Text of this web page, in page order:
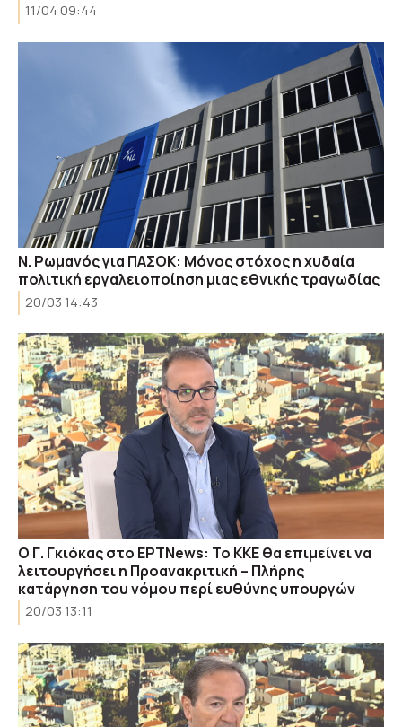
11/04 09:44
Ν. Ρωμανός για ΠΑΣΟΚ: Μόνος στόχος η χυδαία
πολιτική εργαλειοποίηση μιας εθνικής τραγωδίας
20/03 14:43
Ο Γ. Γκιόκας στο ΕΡΤΝews: Το ΚΚΕ θα επιμείνει να
λειτουργήσει η Προανακριτική – Πλήρης
κατάργηση του νόμου περί ευθύνης υπουργών
20/03 13:11